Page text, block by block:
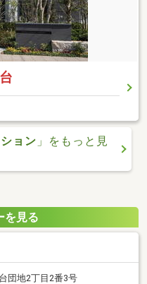
ョン 」をもっと見
を見る
団地2丁目2番3号